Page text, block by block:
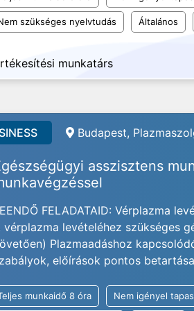
szükséges nyelvtudás Általános
munkatárs
Budapest,
asszisztens
FELADATAID: Vérplazma
vérplazma levételéhez szükséges
Plazmaadáshoz
előírások pontos
munkaidő 8 óra Nem igényel